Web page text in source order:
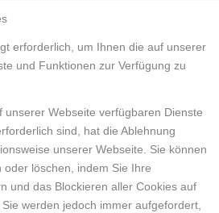
erforderlich, um Ihnen die auf unserer
und Funktionen zur Verfügung zu
unserer Webseite verfügbaren Dienste
sind, hat die Ablehnung
unserer Webseite. Sie können
löschen, indem Sie Ihre
und das Blockieren aller Cookies auf
werden jedoch immer aufgefordert,